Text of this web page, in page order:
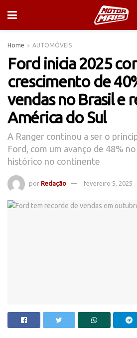
Home AUTOMÓVEIS
Ford inicia 2025
crescimento de
vendas no Brasil e
América do Sul
A Ranger continou a ser o
Ford, com um avanço de 48%
histórico no continente
por Redação fevereiro 5, 2025